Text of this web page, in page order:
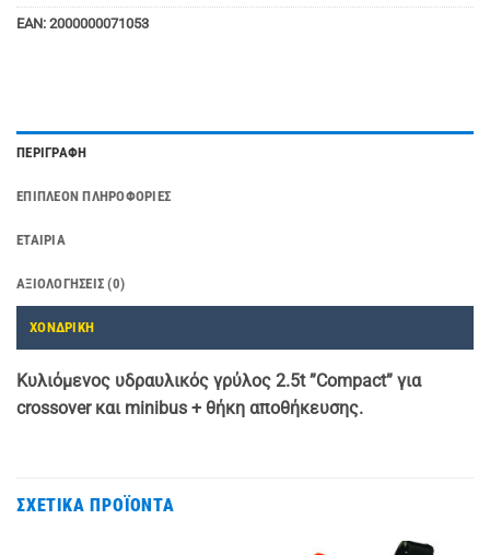
EAN: 2000000071053
ΠΕΡΙΓΡΑΦΉ
ΕΠΙΠΛΈΟΝ ΠΛΗΡΟΦΟΡΊΕΣ
ΕΤΑΙΡΊΑ
ΑΞΙΟΛΟΓΉΣΕΙΣ (0)
ΧΟΝΔΡΙΚΗ
Κυλιόμενος υδραυλικός γρύλος 2.5t ”Compact” για
crossover και minibus + θήκη αποθήκευσης.
ΣΧΕΤΙΚΆ ΠΡΟΪΌΝΤΑ